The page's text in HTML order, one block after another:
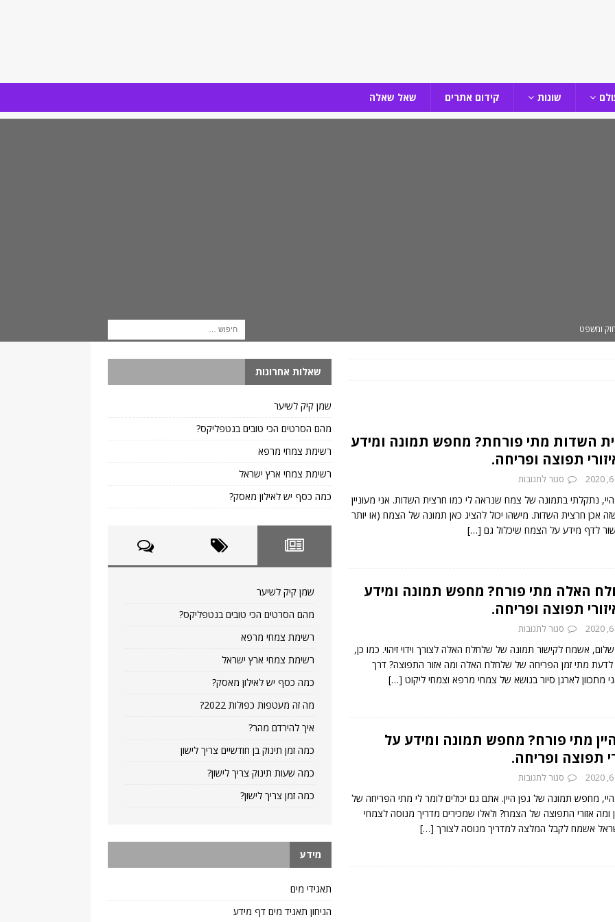
שונות קידום אתרים שאל שאלה
ומשפט
דיאטה ותזונה
של ליטר מים? מידות ומשקלים
השדות מתי פורחת? מחפש תמונה ומידע
תפוצה ופריחה.
סגור לתגובות
נתקלתי בתמונה של צמח שנראה לי כמו חרצית השדות. אני מעוניין
אכן חרצית השדות. מישהו יכול להציג כאן תמונה של הצמח (או יותר
לדף מידע על הצמח שיכלול גם […]
האלה מתי פורח? מחפש תמונה ומידע
תפוצה ופריחה.
סגור לתגובות
אשמח לקישור תמונה של שלחלח האלה לצורך וידוי זיהוי. כמו כן,
מתי זמן הפריחה של שלחלח האלה ומה אזור התפוצה? דרך
מתכוון לארגן סיור בנושא של צמחי מרפא וצמחי ליקוט […]
מתי פורח? מחפש תמונה ומידע על
תפוצה ופריחה.
סגור לתגובות
מחפש תמונה של גפן היין. אתם גם יכולים לומר לי מתי הפריחה של
ומה אזורי התפוצה של הצמח? ולאלו שמכירים מדריך מנוסה לצמחי
אשמח לקבל המלצה למדריך מנוסה לצורך […]
שאלות אחרונות
שמן קיק לשיער
מהם הסרטים הכי טובים בנטפליקס?
רשימת צמחי מרפא
רשימת צמחי ארץ ישראל
כמה כסף יש לאילון מאסק?
שמן קיק לשיער
מהם הסרטים הכי טובים בנטפליקס?
רשימת צמחי מרפא
רשימת צמחי ארץ ישראל
כמה כסף יש לאילון מאסק?
מה זה מעטפות כפולות 2022?
איך להירדם מהר?
כמה זמן תינוק בן חודשיים צריך לישון
כמה שעות תינוק צריך לישון?
כמה זמן צריך לישון?
מידע
תאגידי מים
הגיחון תאגיד מים דף מידע